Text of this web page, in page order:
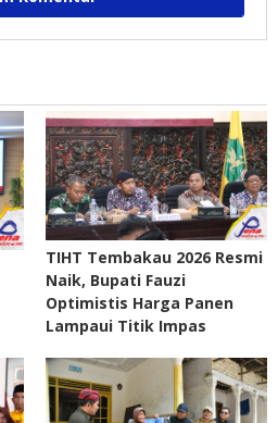
TIHT Tembakau 2026 Resmi
Naik, Bupati Fauzi
Optimistis Harga Panen
Lampaui Titik Impas